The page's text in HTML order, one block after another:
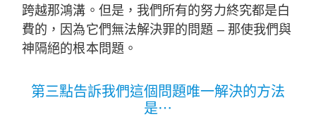
跨越那鴻溝。但是，我們所有的努力終究都是白
費的，因為它們無法解決罪的問題 – 那使我們與
神隔絕的根本問題。
第三點告訴我們這個問題唯一解決的方法
是⋯